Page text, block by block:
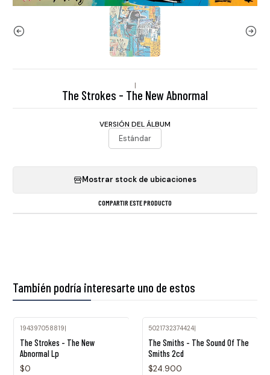
|
The Strokes - The New Abnormal
VERSIÓN DEL ÁLBUM
Estándar
Mostrar stock de ubicaciones
COMPARTIR ESTE PRODUCTO
También podría interesarte uno de estos
194397058819|
The Strokes - The New
Abnormal Lp
$0
5021732374424|
The Smiths - The Sound Of The
Smiths 2cd
$24.900